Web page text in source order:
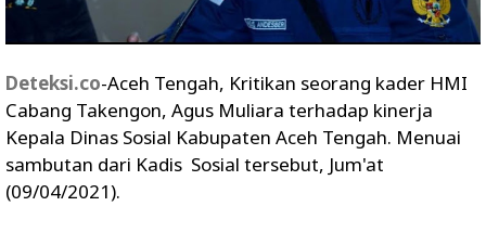
Deteksi.co-Aceh Tengah, Kritikan seorang kader HMI
Cabang Takengon, Agus Muliara terhadap kinerja
Kepala Dinas Sosial Kabupaten Aceh Tengah. Menuai
sambutan dari Kadis Sosial tersebut, Jum'at
(09/04/2021).